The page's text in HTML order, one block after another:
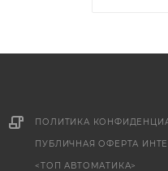
ПОЛИТИКА
ПУБЛИЧНАЯ ОФЕРТА
<ТОП АВТОМАТИКА>